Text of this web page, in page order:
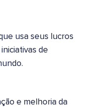
usa seus lucros
de
e melhoria da